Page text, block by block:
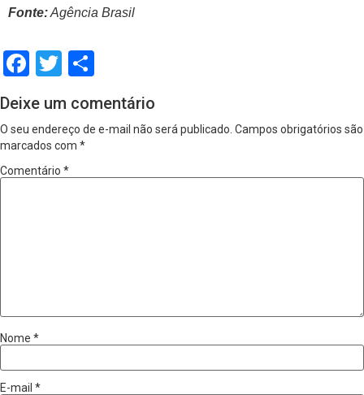
Fonte:Agência Brasil
Facebook
Twitter
Deixe um comentário
O seu endereço de e-mail não será publicado. Campos obrigatórios são
marcados com *
Comentário *
Nome *
E-mail *